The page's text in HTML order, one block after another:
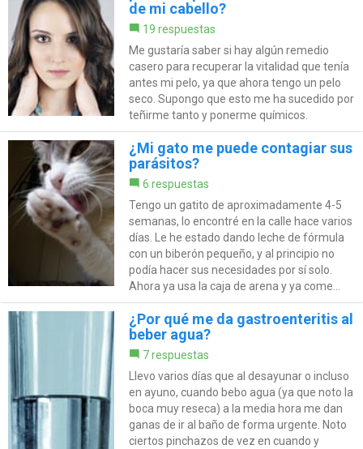
de mi cabello?
19 respuestas
Me gustaría saber si hay algún remedio
casero para recuperar la vitalidad que tenía
antes mi pelo, ya que ahora tengo un pelo
seco. Supongo que esto me ha sucedido por
teñirme tanto y ponerme químicos.
¿Mi gato me puede contagiar sus
parásitos?
6 respuestas
Tengo un gatito de aproximadamente 4-5
semanas, lo encontré en la calle hace varios
días. Le he estado dando leche de fórmula
con un biberón pequeño, y al principio no
podía hacer sus necesidades por sí solo.
Ahora ya usa la caja de arena y ya come...
¿Por qué me da gastroenteritis al
beber agua?
7 respuestas
Llevo varios días que al desayunar o incluso
en ayuno, cuando bebo agua (ya que noto la
boca muy reseca) a la media hora me dan
ganas de ir al baño de forma urgente. Noto
ciertos pinchazos de vez en cuando y